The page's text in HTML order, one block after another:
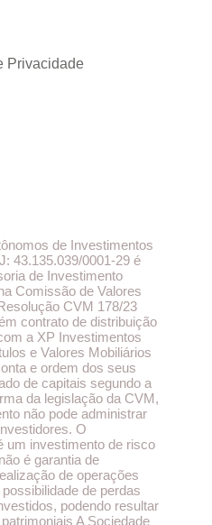
Privacidade
de Investimentos
43.135.039/0001-29 é
de Investimento
Comissão de Valores
CVM 178/23
contrato de distribuição
a XP Investimentos
e Valores Mobiliários
e ordem dos seus
de capitais segundo a
da legislação da CVM,
não pode administrar
O
um investimento de risco
é garantia de
de operações
de perdas
podendo resultar
A Sociedade